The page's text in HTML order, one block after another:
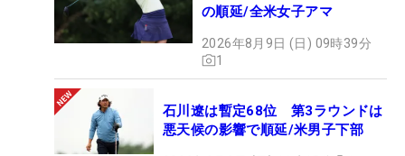
の順延/全米女子アマ
2026年8月9日 (日) 09時39分
1
石川遼は暫定68位 第3ラウンドは
悪天候の影響で順延/米男子下部